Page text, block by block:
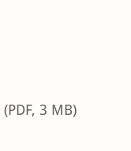
(PDF, 3 MB)